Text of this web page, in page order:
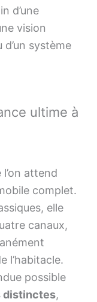
d’une
vision
système
ultime à
attend
complet.
elle
canaux,
l’habitacle.
possible
distinctes,